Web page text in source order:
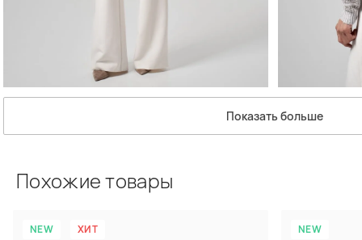
Показать больше
Похожие товары
NEW ХИТ NEW